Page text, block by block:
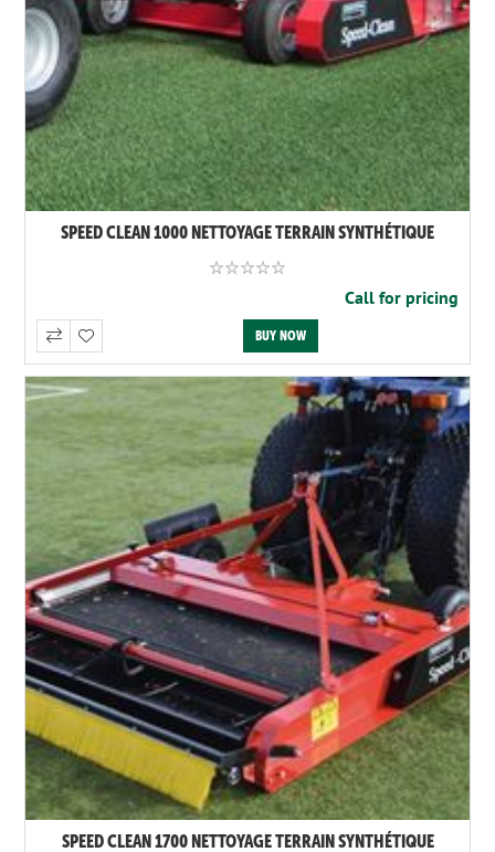
SPEED CLEAN 1000 NETTOYAGE TERRAIN SYNTHÉTIQUE
Call for pricing
SPEED CLEAN 1700 NETTOYAGE TERRAIN SYNTHÉTIQUE